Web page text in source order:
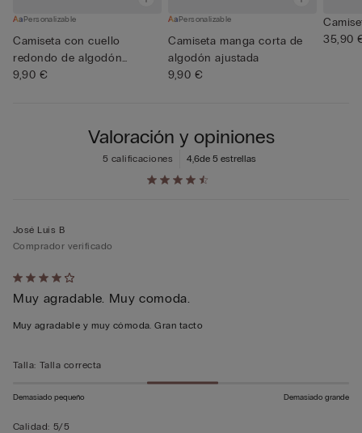
Personalizable
Camiseta con cuello
redondo de algodón
superior
9,90 €
Personalizable
Camiseta manga corta de
algodón ajustada
9,90 €
35,90
Valoración y opiniones
4,6de 5 estrellas
5 calificaciones
Calificación
de
4
5
José Luis B
Comprador verificado
Muy agradable. Muy comoda.
Muy agradable y muy cómoda. Gran tacto
Talla: Talla correcta
Demasiado pequeño Demasiado grande
Calidad: 5/5